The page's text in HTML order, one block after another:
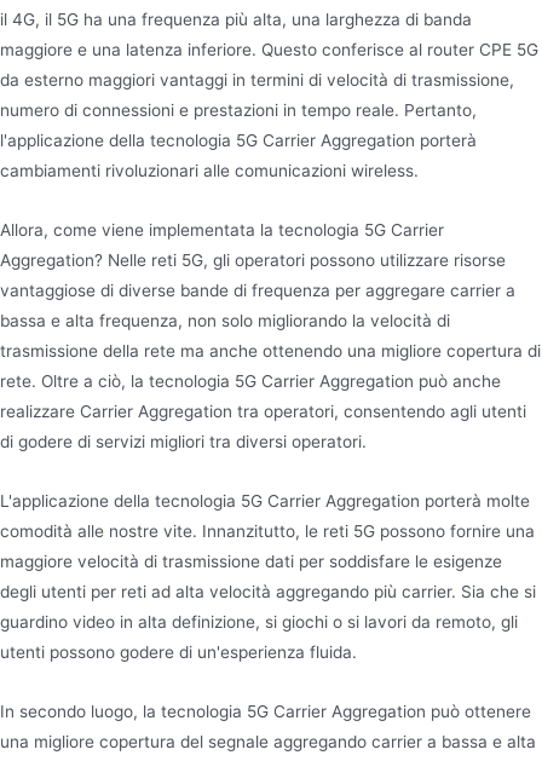
il 4G, il 5G ha una frequenza più alta, una larghezza di banda
maggiore e una latenza inferiore. Questo conferisce al router CPE 5G
da esterno maggiori vantaggi in termini di velocità di trasmissione,
numero di connessioni e prestazioni in tempo reale. Pertanto,
l'applicazione della tecnologia 5G Carrier Aggregation porterà
cambiamenti rivoluzionari alle comunicazioni wireless.
Allora, come viene implementata la tecnologia 5G Carrier
Aggregation? Nelle reti 5G, gli operatori possono utilizzare risorse
vantaggiose di diverse bande di frequenza per aggregare carrier a
bassa e alta frequenza, non solo migliorando la velocità di
trasmissione della rete ma anche ottenendo una migliore copertura di
rete. Oltre a ciò, la tecnologia 5G Carrier Aggregation può anche
realizzare Carrier Aggregation tra operatori, consentendo agli utenti
di godere di servizi migliori tra diversi operatori.
L'applicazione della tecnologia 5G Carrier Aggregation porterà molte
comodità alle nostre vite. Innanzitutto, le reti 5G possono fornire una
maggiore velocità di trasmissione dati per soddisfare le esigenze
degli utenti per reti ad alta velocità aggregando più carrier. Sia che si
guardino video in alta definizione, si giochi o si lavori da remoto, gli
utenti possono godere di un'esperienza fluida.
In secondo luogo, la tecnologia 5G Carrier Aggregation può ottenere
una migliore copertura del segnale aggregando carrier a bassa e alta